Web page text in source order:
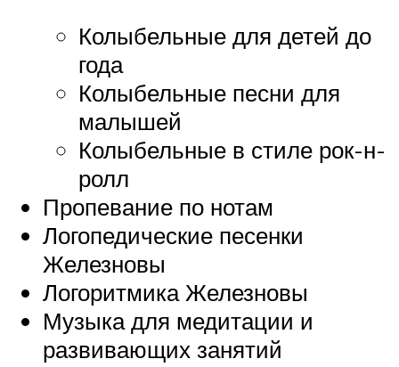
Колыбельные для детей до
года
Колыбельные песни для
малышей
Колыбельные в стиле рок-н-
ролл
Пропевание по нотам
Логопедические песенки
Железновы
Логоритмика Железновы
Музыка для медитации и
развивающих занятий